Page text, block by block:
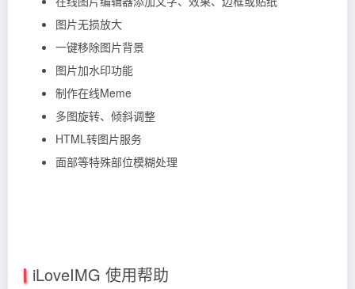
图片无损放大
一键移除图片背景
图片加水印功能
制作在线Meme
多图旋转、倾斜调整
HTML转图片服务
面部等特殊部位模糊处理
iLoveIMG 使用帮助